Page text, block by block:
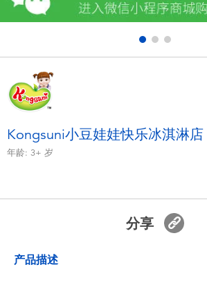
户外及运动产品
模仿，化妆及造型系列
毛绒公仔玩具
Kongsuni小豆娃娃快乐冰淇淋店
年龄: 3+ 岁
分享
产品描述